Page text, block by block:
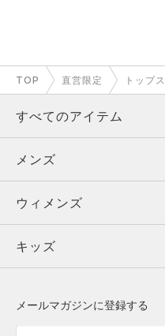
TOP 直営限定 トップス
すべてのアイテム
メンズ
ウィメンズ
キッズ
メンズ
トップス
ボトムス
ウィメンズ
トップス
キッズ
メールマガジンに登録する